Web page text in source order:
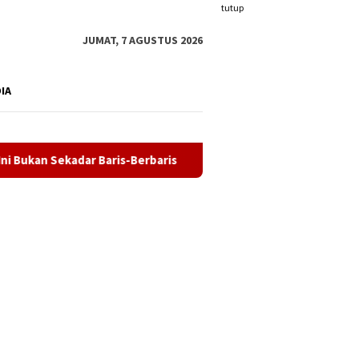
tutup
JUMAT, 7 AGUSTUS 2026
Baris-Berbaris 32 Calon Paskibraka Karimun Mulai